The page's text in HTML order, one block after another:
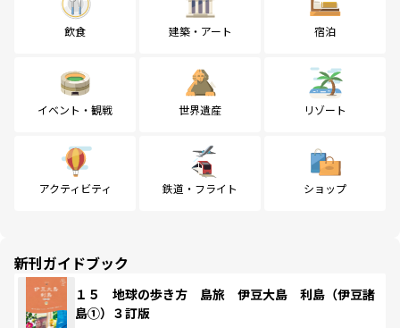
飲食 建築・アート 宿泊
イベント・観戦 世界遺産 リゾート
アクティビティ 鉄道・フライト ショップ
新刊ガイドブック
１５ 地球の歩き方 島旅 伊豆大島 利島（伊豆諸
島①）３訂版